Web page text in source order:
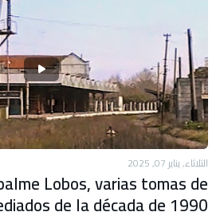
الثلاثاء, يناير 07, 2025
Lobos, varias tomas de
de la década de 1990